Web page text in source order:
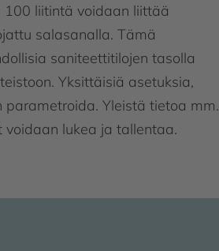
100 liitintä voidaan liittää
salasanalla. Tämä
saniteettitilojen tasolla
Yksittäisiä asetuksia,
Yleistä tietoa mm.
lukea ja tallentaa.